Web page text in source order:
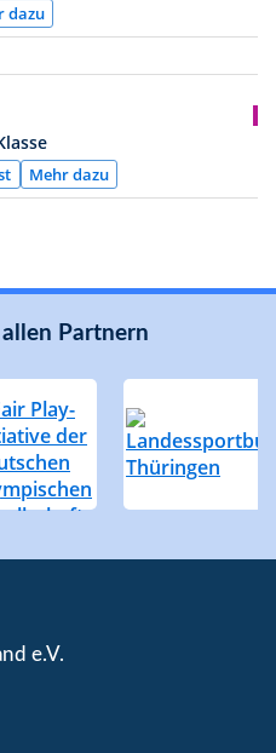
dazu
Mehr dazu
Partnern
e.V.